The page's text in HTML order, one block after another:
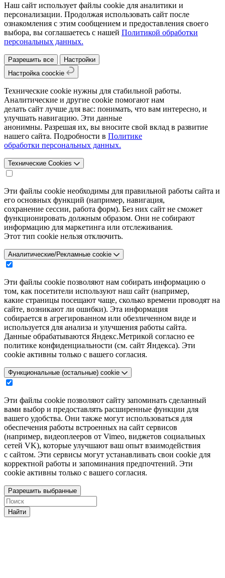
Наш сайт использует файлы cookie для аналитики и
персонализации. Продолжая использовать сайт после
ознакомления с этим сообщением и предоставления своего
выбора, вы соглашаетесь с нашей Политикой обработки
персональных данных.
Разрешить все
Настройки
Настройка coockie
Технические cookie нужны для стабильной работы.
Аналитические и другие cookie помогают нам
делать сайт лучше для вас: понимать, что вам интересно, и
улучшать навигацию. Эти данные
анонимны. Разрешая их, вы вносите свой вклад в развитие
нашего сайта. Подробности в Политике
обработки персональных данных.
Технические Cookies
Эти файлы cookie необходимы для правильной работы сайта и
его основных функций (например, навигация,
сохранение сессии, работа форм). Без них сайт не сможет
функционировать должным образом. Они не собирают
информацию для маркетинга или отслеживания.
Этот тип cookie нельзя отключить.
Аналитические/Рекламные cookie
Эти файлы cookie позволяют нам собирать информацию о
том, как посетители используют наш сайт (например,
какие страницы посещают чаще, сколько времени проводят на
сайте, возникают ли ошибки). Эта информация
собирается в агрегированном или обезличенном виде и
используется для анализа и улучшения работы сайта.
Данные обрабатываются Яндекс.Метрикой согласно ее
политике конфиденциальности (см. сайт Яндекса). Эти
cookie активны только с вашего согласия.
Функциональные (остальные) cookie
Эти файлы cookie позволяют сайту запоминать сделанный
вами выбор и предоставлять расширенные функции для
вашего удобства. Они также могут использоваться для
обеспечения работы встроенных на сайт сервисов
(например, видеоплееров от Vimeo, виджетов социальных
сетей VK), которые улучшают ваш опыт взаимодействия
с сайтом. Эти сервисы могут устанавливать свои cookie для
корректной работы и запоминания предпочтений. Эти
cookie активны только с вашего согласия.
Разрешить выбранные
Найти